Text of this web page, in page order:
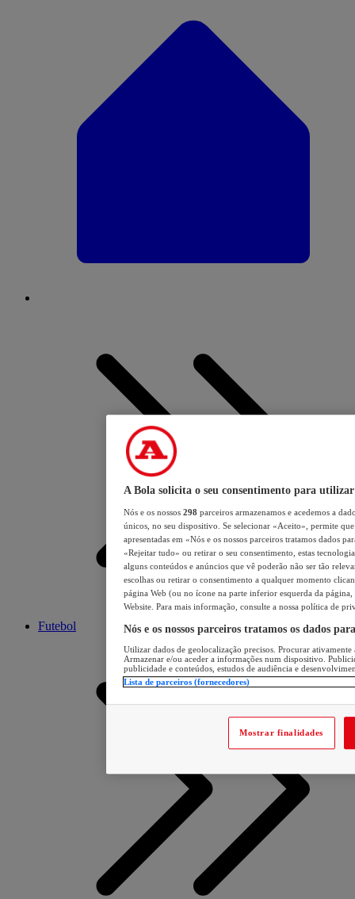
Futebol
A Bola solicita o seu consentimento para utilizar
Nós e os nossos 298 parceiros armazenamos e acedemos a
únicos, no seu dispositivo. Se selecionar «Aceito», permite
apresentadas em «Nós e os nossos parceiros tratamos dados
«Rejeitar tudo» ou retirar o seu consentimento, estas
alguns conteúdos e anúncios que vê poderão não ser tão
escolhas ou retirar o consentimento a qualquer momento
página Web (ou no ícone na parte inferior esquerda da página,
Website. Para mais informação, consulte a nossa política de
Nós e os nossos parceiros tratamos os dados
Utilizar dados de geolocalização precisos. Procurar
Armazenar e/ou aceder a informações num dispositivo.
publicidade e conteúdos, estudos de audiência e
Lista de parceiros (fornecedores)
Mostrar finalidades